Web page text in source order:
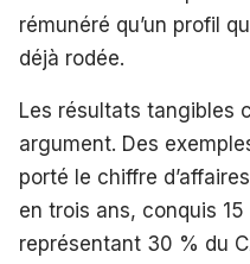
rémunéré qu’un profil
déjà rodée.
Les résultats tangibles
argument. Des
porté le chiffre
en trois ans, conquis
représentant 30 % du